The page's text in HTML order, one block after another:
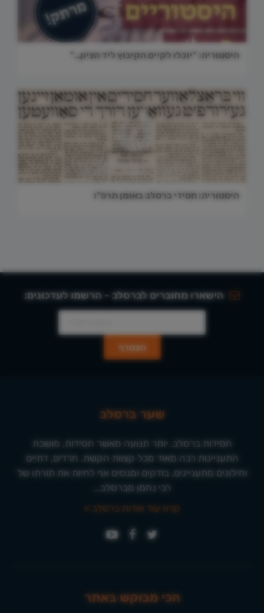
היסטוריה: "יוכלו לקיים הקיבוץ ליד הציון…"
היסטוריה: חסידי ברסלב באומן תרפ"ו
הישארו מחוברים לברסלב - הרשמו לעדכונים:
שער ברסלב
חסידות ברסלב, יותר תנועה מאשר חסידות, מושכת
התעניינות רבה מאוד מכל קצוות הקשת. חרדים, דתיים
וחילונים מתעניינים, בודקים ומנסים אף לחיות את תורתו של
רבי נחמן מברסלב...
קרא עוד אודות ברסלב »
הכי מבוקש באתר